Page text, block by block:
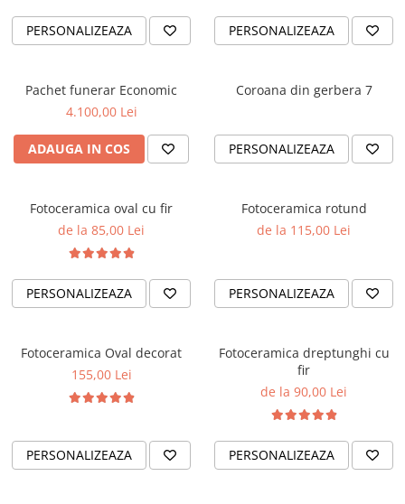
PERSONALIZEAZA PERSONALIZEAZA
Pachet funerar Economic
4.100,00 Lei
ADAUGA IN COS
Coroana din gerbera 7
PERSONALIZEAZA
Fotoceramica oval cu fir
de la 85,00 Lei
PERSONALIZEAZA
Fotoceramica rotund
de la 115,00 Lei
PERSONALIZEAZA
Fotoceramica Oval decorat
155,00 Lei
PERSONALIZEAZA
Fotoceramica dreptunghi cu
fir
de la 90,00 Lei
PERSONALIZEAZA